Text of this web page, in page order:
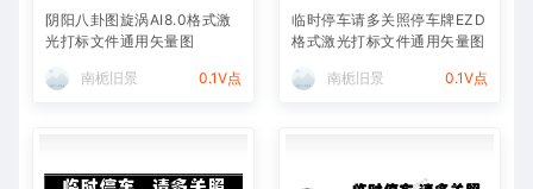
阴阳八卦图旋涡AI8.0格式激
光打标文件通用矢量图
南栀旧景 0.1V点
临时停车请多关照停车牌EZD
格式激光打标文件通用矢量图
南栀旧景 0.1V点